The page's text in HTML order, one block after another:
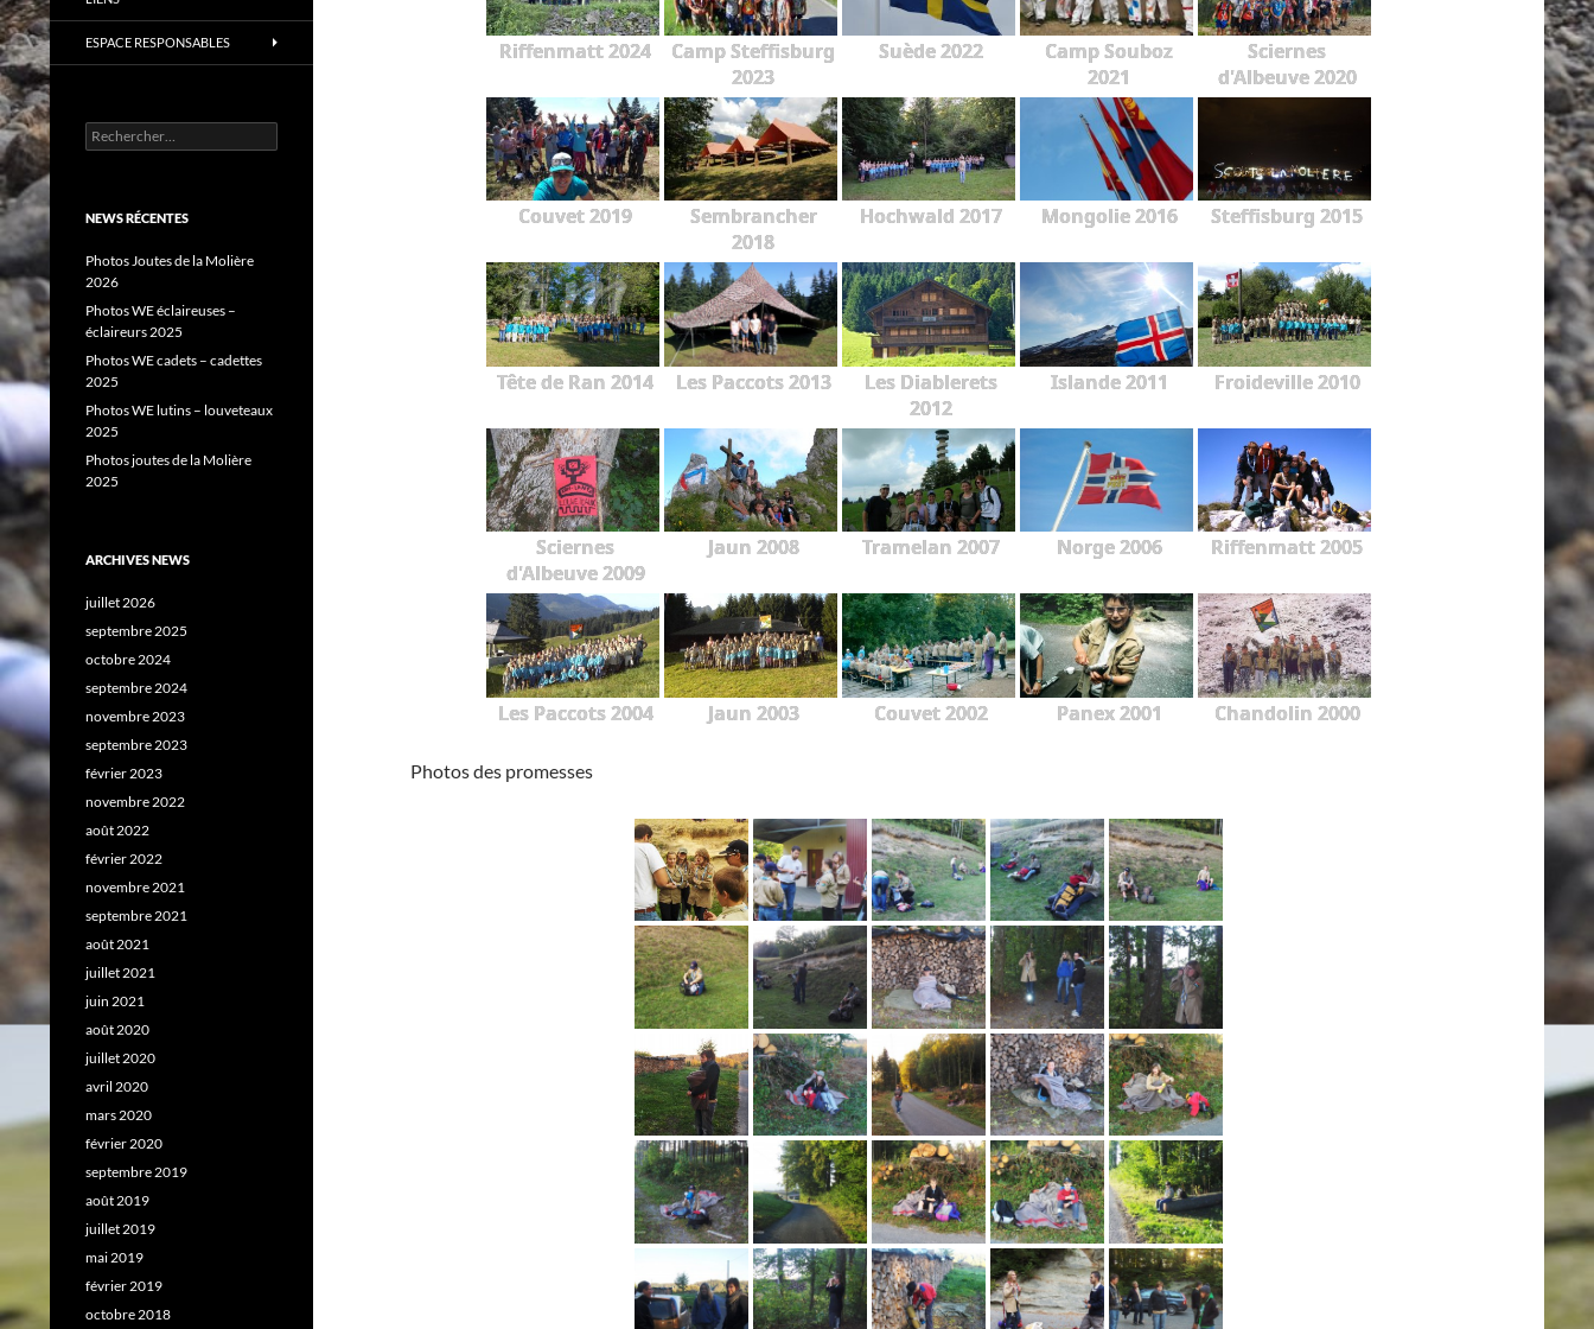
Riffenmatt 2024
Camp Steffisburg
2023
Suède 2022
Camp Souboz
2021
Sciernes
d'Albeuve 2020
Couvet 2019
Sembrancher
2018
Hochwald 2017 Mongolie 2016 Steffisburg 2015
Tête de Ran 2014 Les Paccots 2013
Les Diablerets
2012
Islande 2011 Froideville 2010
Sciernes
d'Albeuve 2009
Jaun 2008 Tramelan 2007 Norge 2006 Riffenmatt 2005
Les Paccots 2004 Jaun 2003 Couvet 2002 Panex 2001 Chandolin 2000
Photos des promesses
ESPACE RESPONSABLES
Rechercher :
NEWS RÉCENTES
Photos Joutes de la Molière
2026
Photos WE éclaireuses –
éclaireurs 2025
Photos WE cadets – cadettes
2025
Photos WE lutins – louveteaux
2025
Photos joutes de la Molière
2025
ARCHIVES NEWS
juillet 2026
septembre 2025
octobre 2024
septembre 2024
novembre 2023
septembre 2023
février 2023
novembre 2022
août 2022
février 2022
novembre 2021
septembre 2021
août 2021
juillet 2021
juin 2021
août 2020
juillet 2020
avril 2020
mars 2020
février 2020
septembre 2019
août 2019
juillet 2019
mai 2019
février 2019
octobre 2018